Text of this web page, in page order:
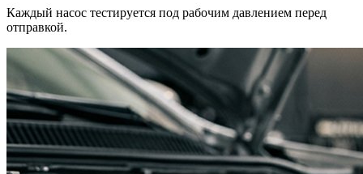
Каждый насос тестируется под рабочим давлением перед
отправкой.